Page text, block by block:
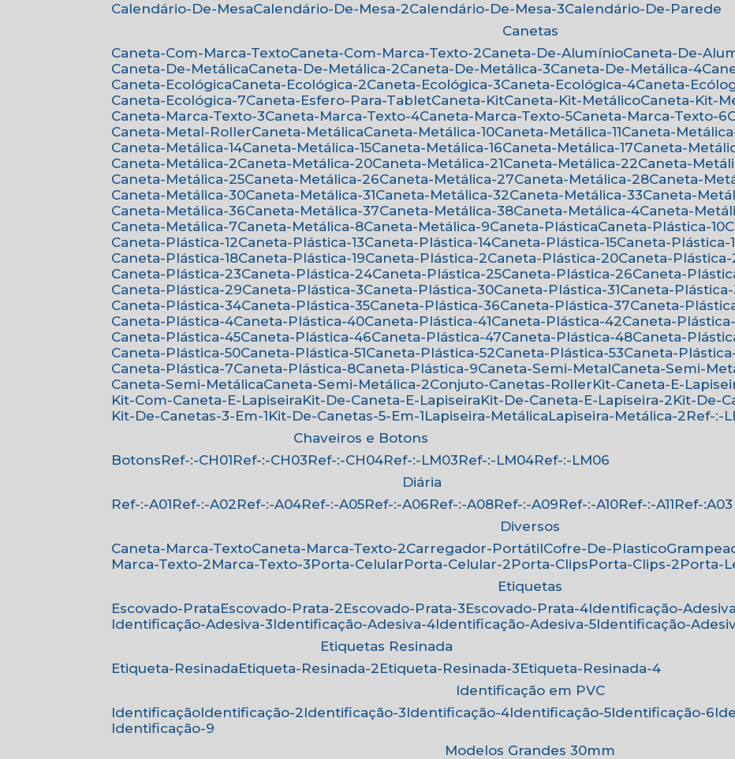
Calendário-De-Mesa
Calendário-De-Mesa-2 Calendário-De-Mesa-3
Calendário-De-Parede
Canetas
Caneta-Com-Marca-Texto
Caneta-Com-Marca-Texto-2 Caneta-De-Alumínio
Caneta-De-
Caneta-De-Metálica
Caneta-De-Metálica-2 Caneta-De-Metálica-3 Caneta-De-Metálica-4
Caneta-Ecológica
Caneta-Ecológica-2 Caneta-Ecológica-3 Caneta-Ecológica-4 Caneta-
Caneta-Ecológica-7
Caneta-Esfero-Para-Tablet Caneta-Kit Caneta-Kit-Metálico Caneta-Kit-
Caneta-Marca-Texto-3
Caneta-Marca-Texto-4 Caneta-Marca-Texto-5 Caneta-Marca-Texto-6
Caneta-Metal-Roller
Caneta-Metálica Caneta-Metálica-10 Caneta-Metálica-11 Caneta-
Caneta-Metálica-14
Caneta-Metálica-15 Caneta-Metálica-16 Caneta-Metálica-17 Caneta-
Caneta-Metálica-2
Caneta-Metálica-20 Caneta-Metálica-21 Caneta-Metálica-22 Caneta-
Caneta-Metálica-25
Caneta-Metálica-26 Caneta-Metálica-27 Caneta-Metálica-28 Caneta-
Caneta-Metálica-30
Caneta-Metálica-31 Caneta-Metálica-32 Caneta-Metálica-33 Caneta-
Caneta-Metálica-36
Caneta-Metálica-37 Caneta-Metálica-38 Caneta-Metálica-4 Caneta-
Caneta-Metálica-7
Caneta-Metálica-8 Caneta-Metálica-9 Caneta-Plástica Caneta-Plástica-10
Caneta-Plástica-12
Caneta-Plástica-13 Caneta-Plástica-14 Caneta-Plástica-15 Caneta-Plástica-
Caneta-Plástica-18
Caneta-Plástica-19 Caneta-Plástica-2 Caneta-Plástica-20 Caneta-Plástica-
Caneta-Plástica-23
Caneta-Plástica-24 Caneta-Plástica-25 Caneta-Plástica-26 Caneta-
Caneta-Plástica-29
Caneta-Plástica-3 Caneta-Plástica-30 Caneta-Plástica-31 Caneta-
Caneta-Plástica-34
Caneta-Plástica-35 Caneta-Plástica-36 Caneta-Plástica-37 Caneta-
Caneta-Plástica-4
Caneta-Plástica-40 Caneta-Plástica-41 Caneta-Plástica-42 Caneta-
Caneta-Plástica-45
Caneta-Plástica-46 Caneta-Plástica-47 Caneta-Plástica-48 Caneta-
Caneta-Plástica-50
Caneta-Plástica-51 Caneta-Plástica-52 Caneta-Plástica-53 Caneta-
Caneta-Plástica-7
Caneta-Plástica-8 Caneta-Plástica-9 Caneta-Semi-Metal Caneta-Semi-
Caneta-Semi-Metálica
Caneta-Semi-Metálica-2 Conjuto-Canetas-Roller Kit-Caneta-E-
Kit-Com-Caneta-E-Lapiseira
Kit-De-Caneta-E-Lapiseira Kit-De-Caneta-E-Lapiseira-2
Kit-De-
Kit-De-Canetas-3-Em-1
Kit-De-Canetas-5-Em-1 Lapiseira-Metálica Lapiseira-Metálica-2
Ref-:-
Chaveiros e Botons
Botons
Ref-:-CH01 Ref-:-CH03 Ref-:-CH04 Ref-:-LM03 Ref-:-LM04
Ref-:-LM06
Diária
Ref-:-A01
Ref-:-A02 Ref-:-A04 Ref-:-A05 Ref-:-A06 Ref-:-A08 Ref-:-A09 Ref-:-A10 Ref-:-A11
Ref-:A03
Diversos
Caneta-Marca-Texto
Caneta-Marca-Texto-2 Carregador-Portátil Cofre-De-Plastico
Marca-Texto-2
Marca-Texto-3 Porta-Celular Porta-Celular-2 Porta-Clips Porta-Clips-2
Porta-
Etiquetas
Escovado-Prata
Escovado-Prata-2 Escovado-Prata-3 Escovado-Prata-4 Identificação-Adesiva
Identificação-Adesiva-3 Identificação-Adesiva-4 Identificação-Adesiva-5 Identificação-
Etiquetas Resinada
Etiqueta-Resinada
Etiqueta-Resinada-2 Etiqueta-Resinada-3
Etiqueta-Resinada-4
Identificação em PVC
Identificação Identificação-2 Identificação-3 Identificação-4 Identificação-5 Identificação-6
Identificação-9
Modelos Grandes 30mm